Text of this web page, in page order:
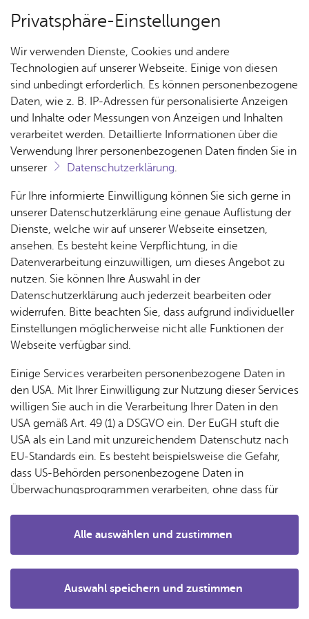
Ak­tu­el­les
Ver­an­
tun­
gen
Öff­
nung
s­zei­
ten
Bo­den­see-Weih­nacht
2026
27.11. bis 20. 12. 2026
Eis­stock­bahn
Fried­richs­ha­fen
No­vem­ber/ De­zem­ber 2026
Der Markt
Bodensee-Panorama,
Alpensicht und ein
gemütliches
Weihnachtsmarkt-
Hüttendorf
Privatsphäre-Einstellungen
Wir verwenden Dienste, Cookies und andere
Technologien auf unserer Webseite. Einige von diesen
sind unbedingt erforderlich. Es können personenbezogene
Daten, wie z. B. IP-Adressen für personalisierte Anzeigen
und Inhalte oder Messungen von Anzeigen und Inhalten
verarbeitet werden. Detaillierte Informationen über die
Verwendung Ihrer personenbezogenen Daten finden Sie in
unserer
Datenschutzerklärung.
Für Ihre informierte Einwilligung können Sie sich gerne in
unserer Datenschutzerklärung eine genaue Auflistung der
Dienste, welche wir auf unserer Webseite einsetzen,
ansehen. Es besteht keine Verpflichtung, in die
Datenverarbeitung einzuwilligen, um dieses Angebot zu
nutzen. Sie können Ihre Auswahl in der
Datenschutzerklärung auch jederzeit bearbeiten oder
widerrufen. Bitte beachten Sie, dass aufgrund individueller
Einstellungen möglicherweise nicht alle Funktionen der
Webseite verfügbar sind.
Einige Services verarbeiten personenbezogene Daten in
den USA. Mit Ihrer Einwilligung zur Nutzung dieser Services
willigen Sie auch in die Verarbeitung Ihrer Daten in den
USA gemäß Art. 49 (1) a DSGVO ein. Der EuGH stuft die
USA als ein Land mit unzureichendem Datenschutz nach
EU-Standards ein. Es besteht beispielsweise die Gefahr,
dass US-Behörden personenbezogene Daten in
Überwachungsprogrammen verarbeiten, ohne dass für
Auswahl speichern und zustimmen
Alle auswählen und zustimmen